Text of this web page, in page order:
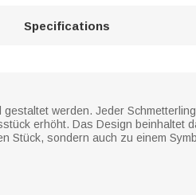
Specifications
werden. Jeder
erhöht. Das Design beinhaltet
Stück, sondern auch zu einem